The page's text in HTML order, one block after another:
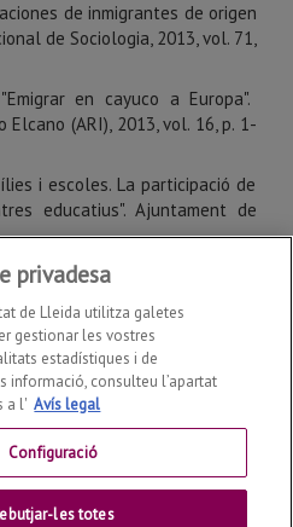
de inmigrantes de origen
de Sociologia, 2013, vol. 71,
"Emigrar en cayuco a Europa".
(ARI), 2013, vol. 16, p. 1-
i escoles. La participació de
educatius". Ajuntament de
Història i Història de l'Art
privadesa
de Lleida utilitza galetes
gestionar les vostres
estadístiques i de
informació, consulteu l’apartat
a l' Avís legal
Configuració
les totes